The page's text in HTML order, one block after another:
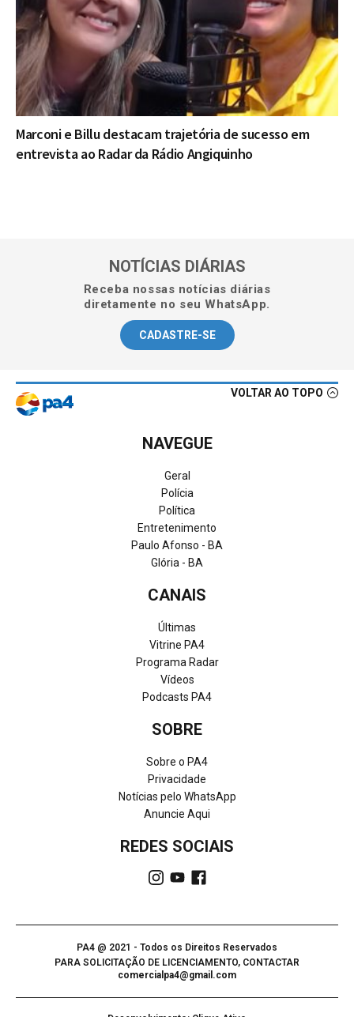
Marconi e Billu destacam trajetória de sucesso em
entrevista ao Radar da Rádio Angiquinho
NOTÍCIAS DIÁRIAS
Receba nossas notícias diárias
diretamente no seu WhatsApp.
CADASTRE-SE
VOLTAR AO TOPO
NAVEGUE
Geral
Polícia
Política
Entretenimento
Paulo Afonso - BA
Glória - BA
CANAIS
Últimas
Vitrine PA4
Programa Radar
Vídeos
Podcasts PA4
SOBRE
Sobre o PA4
Privacidade
Notícias pelo WhatsApp
Anuncie Aqui
REDES SOCIAIS
PA4 @ 2021 - Todos os Direitos Reservados
PARA SOLICITAÇÃO DE LICENCIAMENTO, CONTACTAR
comercialpa4@gmail.com